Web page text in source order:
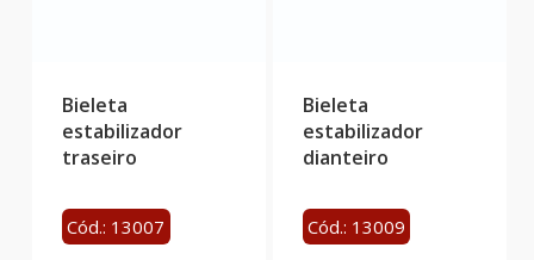
Bieleta
estabilizador
traseiro
Cód.: 13007
Bieleta
estabilizador
dianteiro
Cód.: 13009